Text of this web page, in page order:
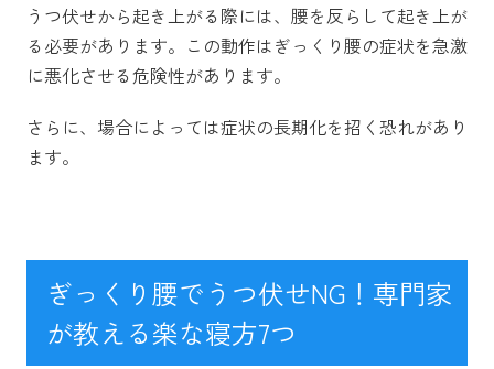
うつ伏せから起き上がる際には、腰を反らして起き上が
る必要があります。この動作はぎっくり腰の症状を急激
に悪化させる危険性があります。
さらに、場合によっては症状の長期化を招く恐れがあり
ます。
ぎっくり腰でうつ伏せNG！専門家
が教える楽な寝方7つ